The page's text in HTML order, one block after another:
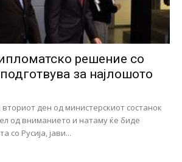
решение со
за најлошото
ден од министерскиот состанок
од вниманието и натаму ќе биде
со Русија, јави...